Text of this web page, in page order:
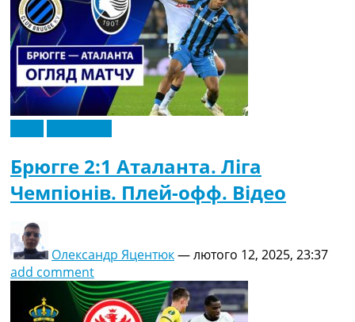
Брюгге 2:1 Аталанта. Ліга
Чемпіонів. Плей-офф. Відео
Олександр Яцентюк—лютого 12, 2025, 23:37
add comment